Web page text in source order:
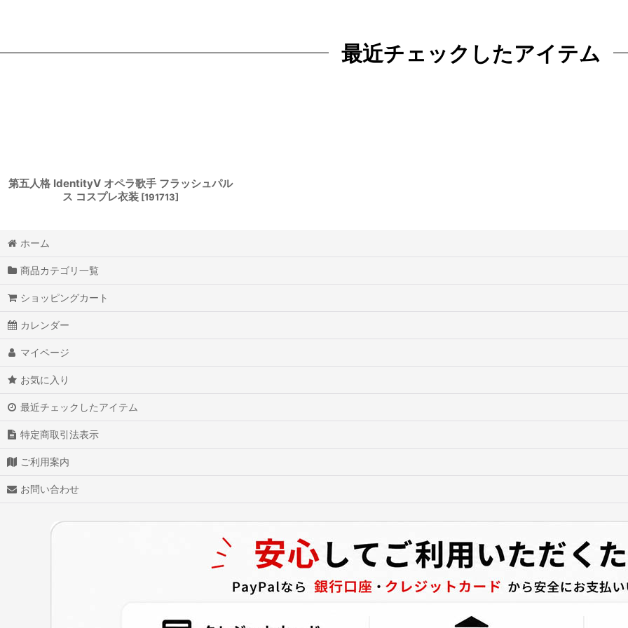
最近チェックしたアイテム
第五人格 IdentityV オペラ歌手 フラッシュパル
ス コスプレ衣装 [191713]
ホーム
商品カテゴリ一覧
ショッピングカート
カレンダー
マイページ
お気に入り
最近チェックしたアイテム
特定商取引法表示
ご利用案内
お問い合わせ